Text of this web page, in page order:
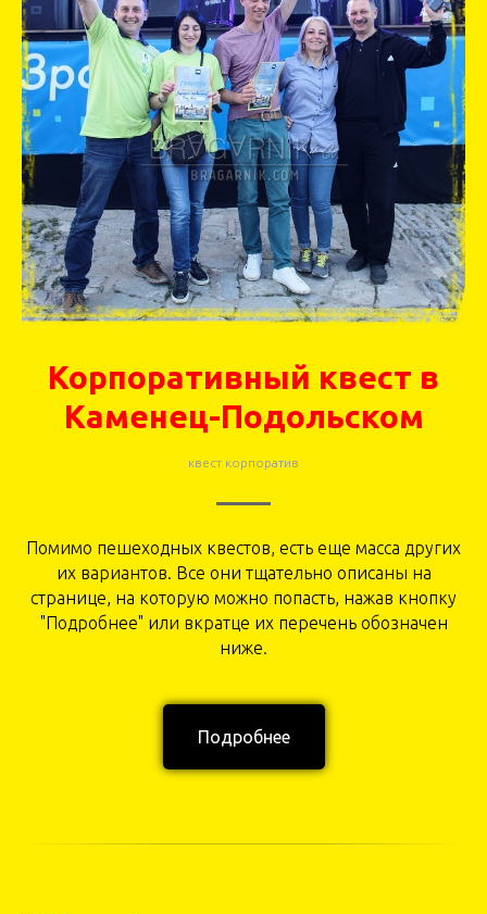
Корпоративный квест в
Каменец-Подольском
квест корпоратив
Помимо пешеходных квестов, есть еще масса других
их вариантов. Все они тщательно описаны на
странице, на которую можно попасть, нажав кнопку
"Подробнее" или вкратце их перечень обозначен
ниже.
Подробнее